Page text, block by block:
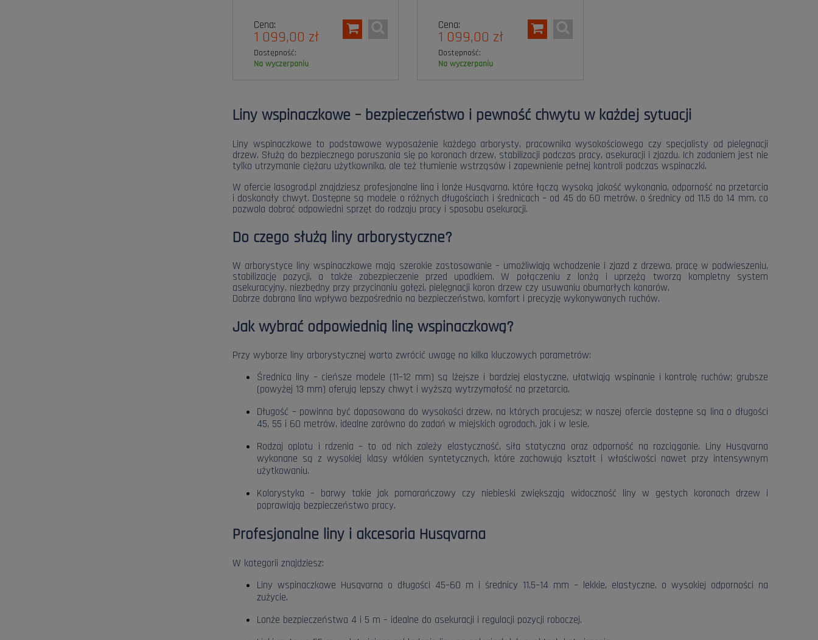
Cena:
1 099,00 zł
Dostępność:
na wyczerpaniu
Cena:
1 099,00 zł
Dostępność:
na wyczerpaniu
Liny wspinaczkowe – bezpieczeństwo i pewność chwytu w każdej sytuacji
Liny wspinaczkowe to podstawowe wyposażenie każdego arborysty, pracownika wysokościowego czy specjalisty od pielęgnacji
drzew. Służą do bezpiecznego poruszania się po koronach drzew, stabilizacji podczas pracy, asekuracji i zjazdu. Ich zadaniem jest nie
tylko utrzymanie ciężaru użytkownika, ale też tłumienie wstrząsów i zapewnienie pełnej kontroli podczas wspinaczki.
W ofercie lasogrod.pl znajdziesz profesjonalne lina i lonże Husqvarna, które łączą wysoką jakość wykonania, odporność na przetarcia
i doskonały chwyt. Dostępne są modele o różnych długościach i średnicach – od 45 do 60 metrów, o średnicy od 11,5 do 14 mm, co
pozwala dobrać odpowiedni sprzęt do rodzaju pracy i sposobu asekuracji.
Do czego służą liny arborystyczne?
W arborystyce liny wspinaczkowe mają szerokie zastosowanie – umożliwiają wchodzenie i zjazd z drzewa, pracę w podwieszeniu,
stabilizację pozycji, a także zabezpieczenie przed upadkiem. W połączeniu z lonżą i uprzężą tworzą kompletny system
asekuracyjny, niezbędny przy przycinaniu gałęzi, pielęgnacji koron drzew czy usuwaniu obumarłych konarów.
Dobrze dobrana lina wpływa bezpośrednio na bezpieczeństwo, komfort i precyzję wykonywanych ruchów.
Jak wybrać odpowiednią linę wspinaczkową?
Przy wyborze liny arborystycznej warto zwrócić uwagę na kilka kluczowych parametrów:
Średnica liny – cieńsze modele (11–12 mm) są lżejsze i bardziej elastyczne, ułatwiają wspinanie i kontrolę ruchów; grubsze
(powyżej 13 mm) oferują lepszy chwyt i wyższą wytrzymałość na przetarcia.
Długość – powinna być dopasowana do wysokości drzew, na których pracujesz; w naszej ofercie dostępne są lina o długości
45, 55 i 60 metrów, idealne zarówno do zadań w miejskich ogrodach, jak i w lesie.
Rodzaj oplotu i rdzenia – to od nich zależy elastyczność, siła statyczna oraz odporność na rozciąganie. Liny Husqvarna
wykonane są z wysokiej klasy włókien syntetycznych, które zachowują kształt i właściwości nawet przy intensywnym
użytkowaniu.
Kolorystyka – barwy takie jak pomarańczowy czy niebieski zwiększają widoczność liny w gęstych koronach drzew i
poprawiają bezpieczeństwo pracy.
Profesjonalne liny i akcesoria Husqvarna
W kategorii znajdziesz:
Liny wspinaczkowe Husqvarna o długości 45–60 m i średnicy 11,5–14 mm – lekkie, elastyczne, o wysokiej odporności na
zużycie.
Lonże bezpieczeństwa 4 i 5 m – idealne do asekuracji i regulacji pozycji roboczej.